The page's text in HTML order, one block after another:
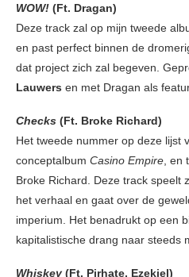
WOW! (Ft. Dragan)
Deze track zal op mijn tweede
en past perfect binnen de
dat project zich zal begeven.
Lauwers en met Dragan als
Checks (Ft. Broke Richard)
Het tweede nummer op deze lijst
conceptalbum Casino Empire ,
Broke Richard. Deze track speelt
het verhaal en gaat over de
imperium. Het benadrukt op een
kapitalistische drang naar steeds
Whiskey (Ft. Pirhate, Ezekiel)